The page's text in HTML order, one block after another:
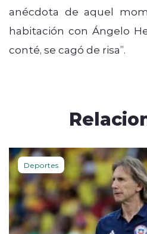
anécdota de aquel
habitación con Ángelo
conté, se cagó de risa”.
Deportes